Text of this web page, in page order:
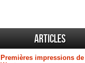
Articles
Premières impressions de